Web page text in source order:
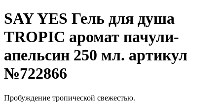
SAY YES Гель для душа
TROPIC аромат пачули-
апельсин 250 мл. артикул
№722866
Пробуждение тропической свежестью.